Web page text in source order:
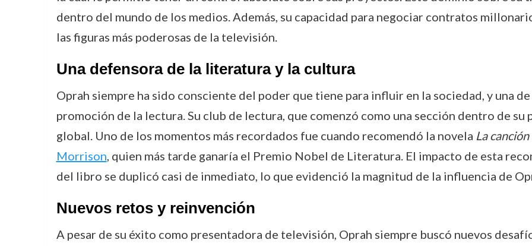
dentro del mundo de los medios. Además, su capacidad para negociar contratos
las figuras más poderosas de la televisión.
Una defensora de la literatura y la cultura
Oprah siempre ha sido consciente del poder que tiene para influir en la sociedad, y una
promoción de la lectura. Su club de lectura, que comenzó como una sección dentro de
global. Uno de los momentos más recordados fue cuando recomendó la novela La
Morrison, quien más tarde ganaría el Premio Nobel de Literatura. El impacto de esta
del libro se duplicó casi de inmediato, lo que evidenció la magnitud de la influencia de
Nuevos retos y reinvención
A pesar de su éxito como presentadora de televisión, Oprah siempre buscó nuevos